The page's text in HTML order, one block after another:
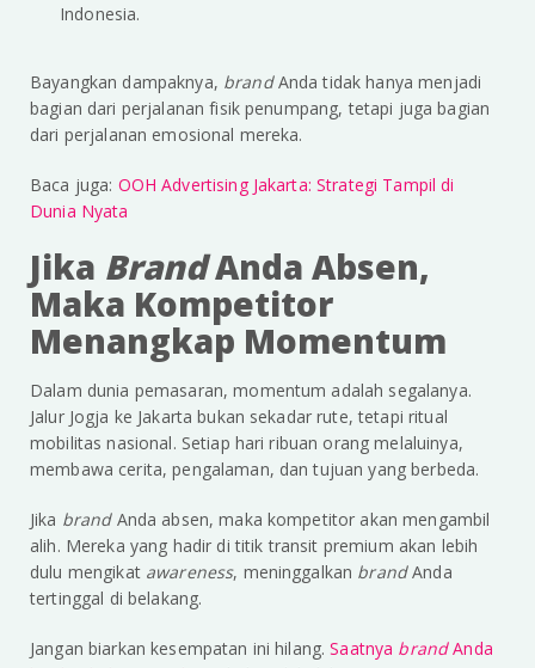
Indonesia.
Bayangkan dampaknya, brandAnda tidak hanya menjadi
bagian dari perjalanan fisik penumpang, tetapi juga bagian
dari perjalanan emosional mereka.
Baca juga: OOH Advertising Jakarta: Strategi Tampil di
Dunia Nyata
Jika BrandAnda Absen,
Maka Kompetitor
Menangkap Momentum
Dalam dunia pemasaran, momentum adalah segalanya.
Jalur Jogja ke Jakarta bukan sekadar rute, tetapi ritual
mobilitas nasional. Setiap hari ribuan orang melaluinya,
membawa cerita, pengalaman, dan tujuan yang berbeda.
Jika brand Anda absen, maka kompetitor akan mengambil
alih. Mereka yang hadir di titik transit premium akan lebih
dulu mengikat awareness, meninggalkan brandAnda
tertinggal di belakang.
Jangan biarkan kesempatan ini hilang.Saatnya brandAnda